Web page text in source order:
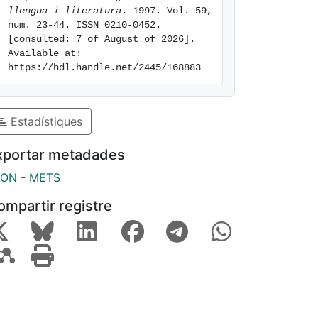
llengua i literatura . 1997. Vol. 59,
num. 23-44. ISSN 0210-0452.
[consulted: 7 of August of 2026].
Available at:
https://hdl.handle.net/2445/168883
Estadístiques
metadades
- METS
registre